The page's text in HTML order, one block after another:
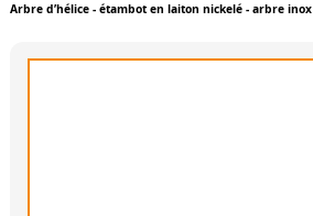
Arbre d’hélice - étambot en laiton nickelé - arbre inox